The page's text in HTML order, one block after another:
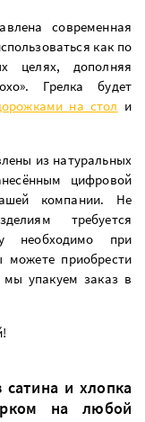
современная
как по
целях, дополняя
Грелка будет
на стол и
из натуральных
цифровой
компании. Не
требуется
необходимо при
приобрести
упакуем заказ в
сатина и хлопка
на любой